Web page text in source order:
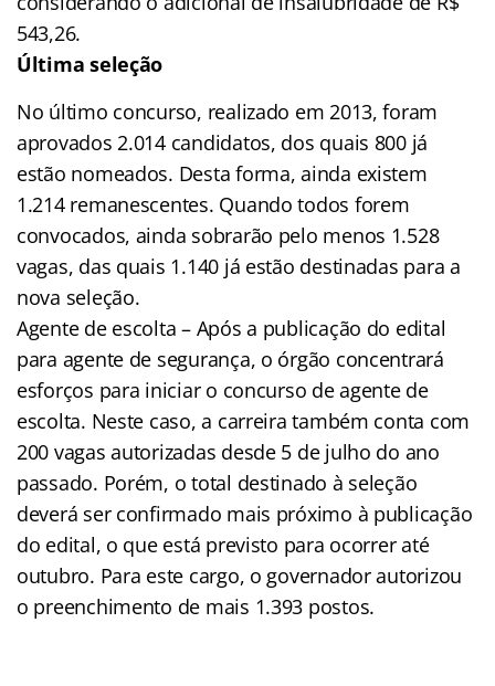
543,26.
Última seleção
No último concurso, realizado em 2013, foram
aprovados 2.014 candidatos, dos quais 800 já
estão nomeados. Desta forma, ainda existem
1.214 remanescentes. Quando todos forem
convocados, ainda sobrarão pelo menos 1.528
vagas, das quais 1.140 já estão destinadas para a
nova seleção.
Agente de escolta – Após a publicação do edital
para agente de segurança, o órgão concentrará
esforços para iniciar o concurso de agente de
escolta. Neste caso, a carreira também conta com
200 vagas autorizadas desde 5 de julho do ano
passado. Porém, o total destinado à seleção
deverá ser confirmado mais próximo à publicação
do edital, o que está previsto para ocorrer até
outubro. Para este cargo, o governador autorizou
o preenchimento de mais 1.393 postos.